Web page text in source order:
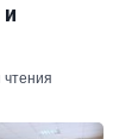
чтения